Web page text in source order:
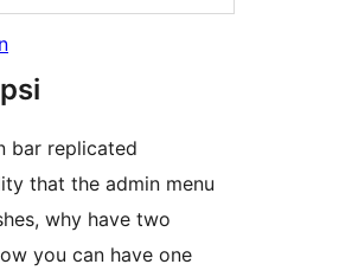
bar replicated
that the admin menu
why have two
you can have one